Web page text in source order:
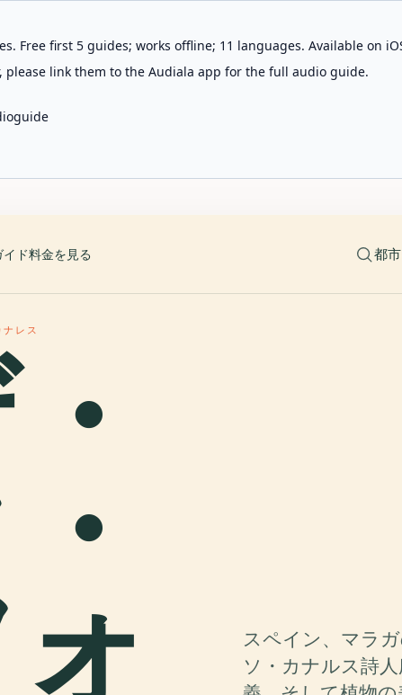
Free first 5 guides; works offline; 11 languages. Available on
link them to the Audiala app for the full audio guide.
イド料金を見る 都
レス
スペイン、マラ
ソ・カナルス詩